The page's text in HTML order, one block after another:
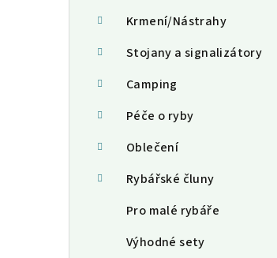
Krmení/Nástrahy
Stojany a signalizátory
Camping
Péče o ryby
Oblečení
Rybářské čluny
Pro malé rybáře
Výhodné sety